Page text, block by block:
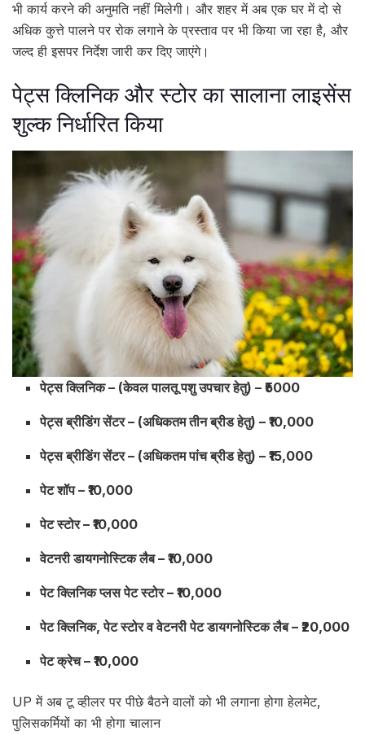
भी कार्य करने की अनुमति नहीं मिलेगी। और शहर में अब एक घर में दो से
अधिक कुत्ते पालने पर रोक लगाने के प्रस्ताव पर भी किया जा रहा है, और
जल्द ही इसपर निर्देश जारी कर दिए जाएंगे।
पेट्स क्लिनिक और स्टोर का सालाना लाइसेंस
शुल्क निर्धारित किया
पेट्स क्लिनिक – (केवल पालतू पशु उपचार हेतु) – ₹5000
पेट्स ब्रीडिंग सेंटर – (अधिकतम तीन ब्रीड हेतु) – ₹10,000
पेट्स ब्रीडिंग सेंटर – (अधिकतम पांच ब्रीड हेतु) – ₹15,000
पेट शॉप – ₹10,000
पेट स्टोर – ₹10,000
वेटनरी डायगनोस्टिक लैब – ₹10,000
पेट क्लिनिक प्लस पेट स्टोर – ₹10,000
पेट क्लिनिक, पेट स्टोर व वेटनरी पेट डायगनोस्टिक लैब – ₹20,000
पेट क्रेच – ₹10,000
UP में अब टू व्हीलर पर पीछे बैठने वालों को भी लगाना होगा हेलमेट,
पुलिसकर्मियों का भी होगा चालान